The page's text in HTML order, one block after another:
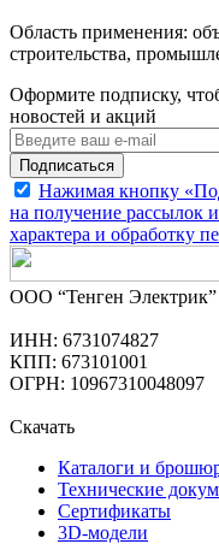
Область применения:
строительства,
Оформите подписку,
новостей и акций
Подписаться
Нажимая кнопку
на получение рассылок
характера и обработку
ООО “Тенген Электрик”
ИНН: 6731074827
КПП: 673101001
ОГРН: 10967310048097
Скачать
Каталоги и
Технические
Сертификаты
3D-модели